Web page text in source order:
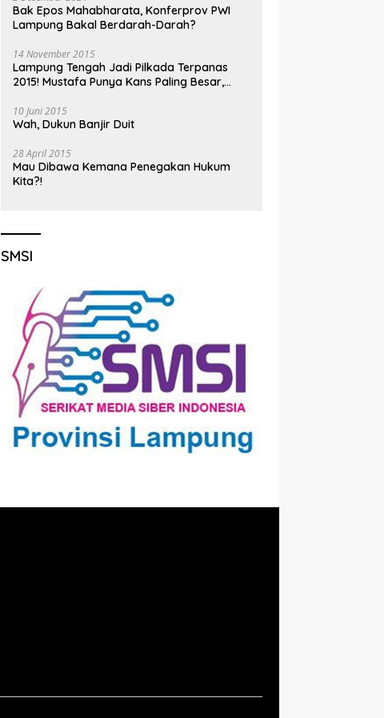
Bak Epos Mahabharata, Konferprov PWI
Lampung Bakal Berdarah-Darah?
14 November 2015
Lampung Tengah Jadi Pilkada Terpanas
2015! Mustafa Punya Kans Paling Besar,
10 Juni 2015
Wah, Dukun Banjir Duit
28 April 2015
Mau Dibawa Kemana Penegakan Hukum
Kita?!
SMSI